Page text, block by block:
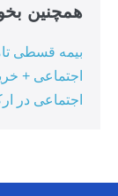
همچنین
بیمه قسطی
اجتماعی +
اجتماعی در